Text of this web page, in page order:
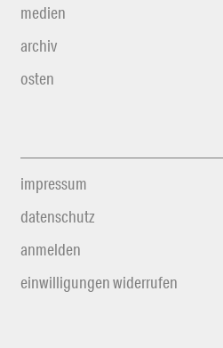
medien
archiv
osten
impressum
datenschutz
anmelden
einwilligungen widerrufen